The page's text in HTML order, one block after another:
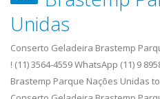
Unidas
Conserto Geladeira Brastemp
! (11) 3564-4559 WhatsApp (11) 9
Brastemp Parque Nações Unidas